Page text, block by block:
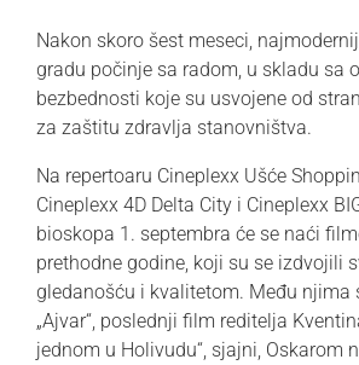
Nakon skoro šest meseci,
gradu počinje sa radom, u skladu sa
bezbednosti koje su usvojene od
za zaštitu zdravlja stanovništva.
Na repertoaru Cineplexx Ušće
Cineplexx 4D Delta City i Cineplexx
bioskopa 1. septembra će se naći
prethodne godine, koji su se izdvojili
gledanošću i kvalitetom. Među njima
„Ajvar“, poslednji film reditelja
jednom u Holivudu“, sjajni, Oskarom